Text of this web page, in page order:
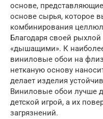
основе,
основе сырья, которое
комбинирования
Благодаря своей рыхлой
«дышащими». К
виниловые обои на
нетканую основу
делает изделия
Виниловые обои лучше
детской игрой, а их
загрязнений.